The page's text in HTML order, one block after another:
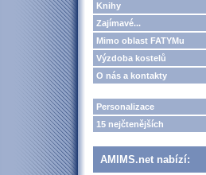
Knihy
Zajímavé...
Mimo oblast FATYMu
Výzdoba kostelů
O nás a kontakty
Personalizace
15 nejčtenějších
AMIMS.net nabízí: